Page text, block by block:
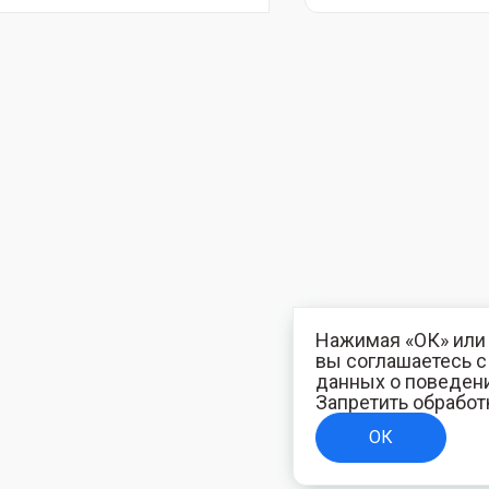
Нажимая «ОК» или
вы соглашаетесь
данных о
Запретить
ОК